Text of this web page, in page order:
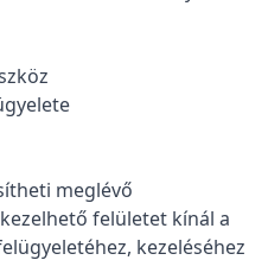
meglévő
felületet kínál a
kezeléséhez